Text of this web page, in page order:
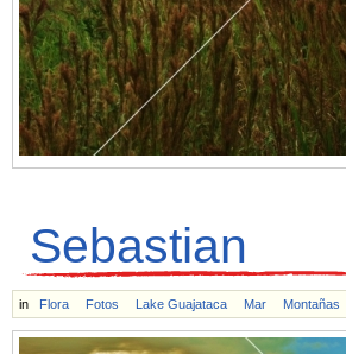
Sebastian
in Flora Fotos Lake Guajataca Mar Montañas